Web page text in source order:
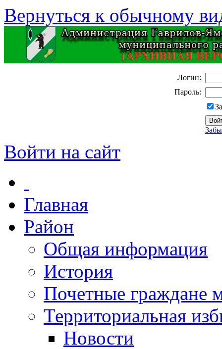
Вернуться к обычному
Логин:
Пароль:
Войти на сайт
Главная
Район
Общая информация
История
Почетные граждане
Территориальная
Новости